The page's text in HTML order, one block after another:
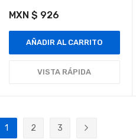
MXN $ 926
AÑADIR AL CARRITO
VISTA RÁPIDA
Página
1
2
3